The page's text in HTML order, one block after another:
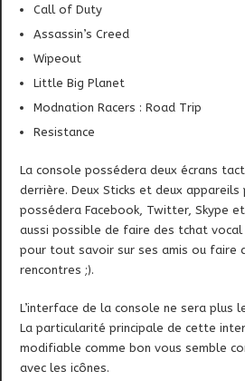
Call of Duty
Assassin’s Creed
Wipeout
Little Big Planet
Modnation Racers : Road Trip
Resistance
La console possédera deux écrans
derrière. Deux Sticks et deux appareils
possédera Facebook, Twitter, Skype
aussi possible de faire des tchat
pour tout savoir sur ses amis ou faire
rencontres ;).
L’interface de la console ne sera plus
La particularité principale de cette
modifiable comme bon vous semble
avec les icônes.